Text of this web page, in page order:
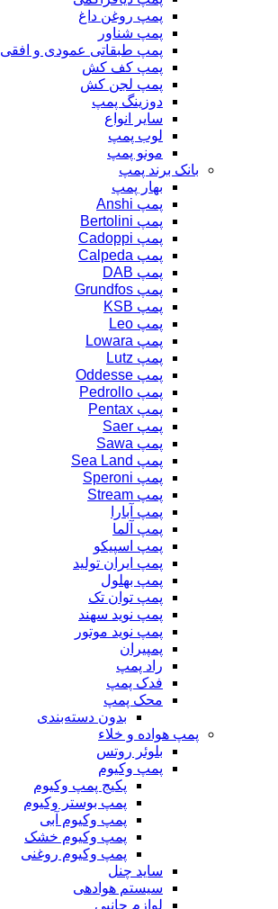
پمپ روغن داغ
پمپ شناور
پمپ طبقاتی عمودی و افقی
پمپ کف کش
پمپ لجن کش
دوزینگ پمپ
سایر انواع
لوب پمپ
مونو پمپ
بانک برند پمپ
بهار پمپ
پمپ Anshi
پمپ Bertolini
پمپ Cadoppi
پمپ Calpeda
پمپ DAB
پمپ Grundfos
پمپ KSB
پمپ Leo
پمپ Lowara
پمپ Lutz
پمپ Oddesse
پمپ Pedrollo
پمپ Pentax
پمپ Saer
پمپ Sawa
پمپ Sea Land
پمپ Speroni
پمپ Stream
پمپ آبارا
پمپ آلما
پمپ اسپیکو
پمپ ایران تولید
پمپ بهلول
پمپ توان تک
پمپ نوید سهند
پمپ نوید موتور
پمپیران
راد پمپ
فدک پمپ
محک پمپ
بدون دسته‌بندی
پمپ هواده و خلاء
بلوئر روتس
پمپ وکیوم
پکیج پمپ وکیوم
پمپ بوستر وکیوم
پمپ وکیوم آبی
پمپ وکیوم خشک
پمپ وکیوم روغنی
ساید چنل
سیستم هوادهی
لوازم جانبی